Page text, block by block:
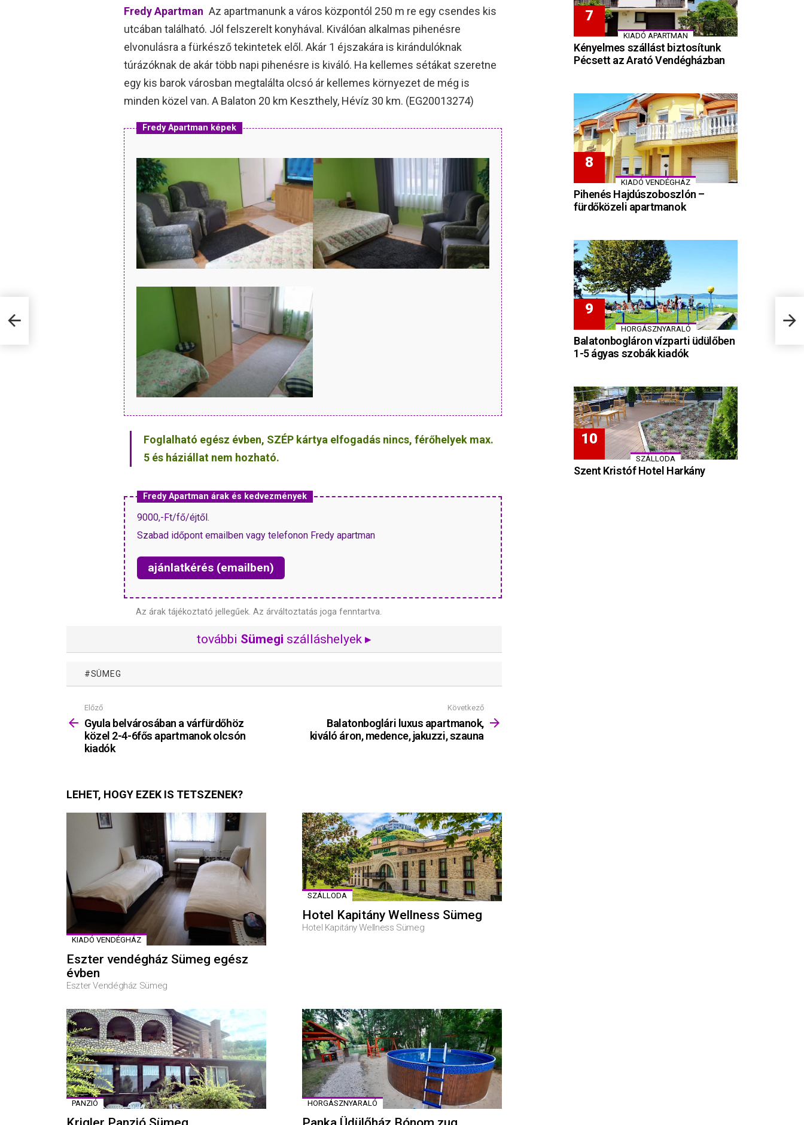
Fredy Apartman Az apartmanunk a város központól 250 m re egy csendes kis
utcában található. Jól felszerelt konyhával. Kiválóan alkalmas pihenésre
elvonulásra a fürkésző tekintetek elől. Akár 1 éjszakára is kirándulóknak
túrázóknak de akár több napi pihenésre is kiváló. Ha kellemes sétákat szeretne
egy kis barok városban megtalálta olcsó ár kellemes környezet de még is
minden közel van. A Balaton 20 km Keszthely, Hévíz 30 km. (EG20013274)
Fredy Apartman képek
Foglalható egész évben, SZÉP kártya elfogadás nincs, férőhelyek max.
5 és háziállat nem hozható.
Fredy Apartman árak és kedvezmények
9000,-Ft/fő/éjtől.
Szabad időpont emailben vagy telefonon Fredy apartman
ajánlatkérés (emailben)
Az árak tájékoztató jellegűek. Az árváltoztatás joga fenntartva.
további Sümegi szálláshelyek ▸
SÜMEG
Mutass
többet
Előző
Gyula belvárosában a várfürdőhöz
közel 2-4-6fős apartmanok olcsón
kiadók
Következő
Balatonboglári luxus apartmanok,
kiváló áron, medence, jakuzzi, szauna
LEHET, HOGY EZEK IS TETSZENEK?
KIADÓ VENDÉGHÁZ
Eszter vendégház Sümeg egész
évben
Eszter Vendégház Sümeg
SZÁLLODA
Hotel Kapitány Wellness Sümeg
Hotel Kapitány Wellness Sümeg
PANZIÓ HORGÁSZNYARALÓ
KIADÓ APARTMAN
Kényelmes szállást biztosítunk
Pécsett az Arató Vendégházban
KIADÓ VENDÉGHÁZ
Pihenés Hajdúszoboszlón –
fürdőközeli apartmanok
HORGÁSZNYARALÓ
Balatonbogláron vízparti üdülőben
1-5 ágyas szobák kiadók
SZÁLLODA
Szent Kristóf Hotel Harkány